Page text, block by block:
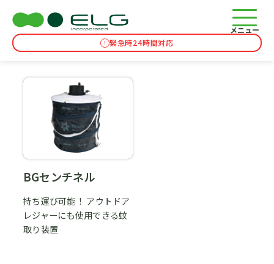
メニュー
緊急時24時間対応
BGセンチネル
TOPガス関連商品BGセンチネル
BGセンチネル
持ち運び可能！ アウトドア
レジャーにも使用できる蚊
取り装置